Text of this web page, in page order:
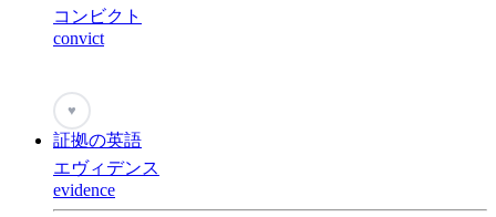
コンビクト
convict
♥
証拠の英語
エヴィデンス
evidence